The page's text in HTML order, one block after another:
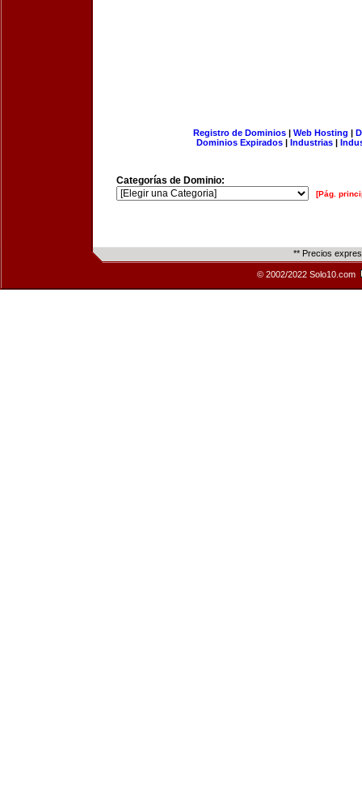
Registro de Dominios| Web Hosting |
Dominios Expirados | Industrias |
Categorías de Dominio:
[Pág.
** Precios
© 2002/2022 Solo10.com